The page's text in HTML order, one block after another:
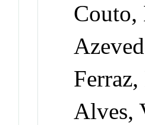
Couto,
Ferraz,
Alves,